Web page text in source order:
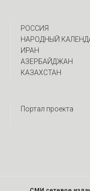
РОССИЯ
НАРОДНЫЙ
ИРАН
АЗЕРБАЙДЖАН
КАЗАХСТАН
Портал проекта